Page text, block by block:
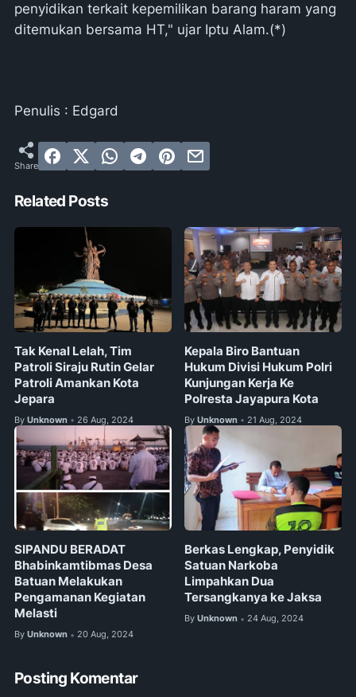
penyidikan terkait kepemilikan barang haram yang
ditemukan bersama HT," ujar Iptu Alam.(*)
Penulis : Edgard
Related Posts
Tak Kenal Lelah, Tim
Patroli Siraju Rutin Gelar
Patroli Amankan Kota
Jepara
By Unknown • 26 Aug, 2024
Kepala Biro Bantuan
Hukum Divisi Hukum Polri
Kunjungan Kerja Ke
Polresta Jayapura Kota
By Unknown • 21 Aug, 2024
SIPANDU BERADAT
Bhabinkamtibmas Desa
Batuan Melakukan
Pengamanan Kegiatan
Melasti
By Unknown • 20 Aug, 2024
Berkas Lengkap, Penyidik
Satuan Narkoba
Limpahkan Dua
Tersangkanya ke Jaksa
By Unknown • 24 Aug, 2024
Posting Komentar